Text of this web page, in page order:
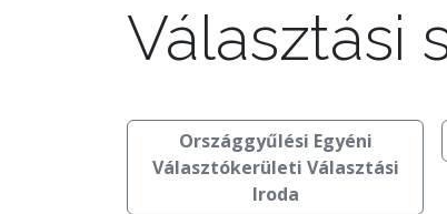
Választási
Országgyűlési Egyéni
Választókerületi Választási
Iroda